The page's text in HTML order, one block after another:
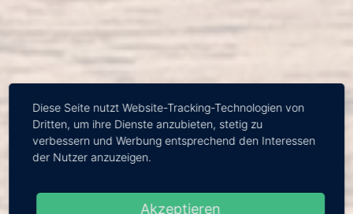
Diese Seite nutzt Website-Tracking-Technologien von
Dritten, um ihre Dienste anzubieten, stetig zu
verbessern und Werbung entsprechend den Interessen
der Nutzer anzuzeigen.
Akzeptieren